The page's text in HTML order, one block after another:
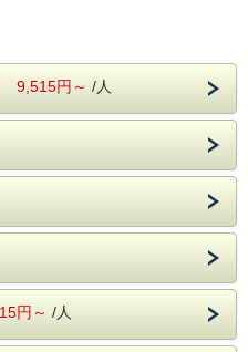
グ ソフトドリンク飲み放題！
用意しております。ご到着
ント近くまでお車でお越しく
型車以上）を駐車希望の方
問合せ下さい。
れ、駐車はできません。あ
きください。
いて＞
復バスをご希望のお客様
ホテルまでお問い合わせくだ
０３６－７８０
を是非ともご堪能ください！
IKEJIRI
31日
車で約5分(徒歩約20分）
日
合
(徒歩約16分）
日
9,515円～ /人
円～ /人